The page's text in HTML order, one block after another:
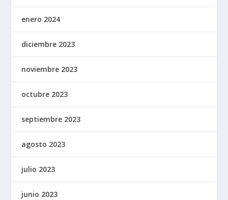
enero 2024
diciembre 2023
noviembre 2023
octubre 2023
septiembre 2023
agosto 2023
julio 2023
junio 2023